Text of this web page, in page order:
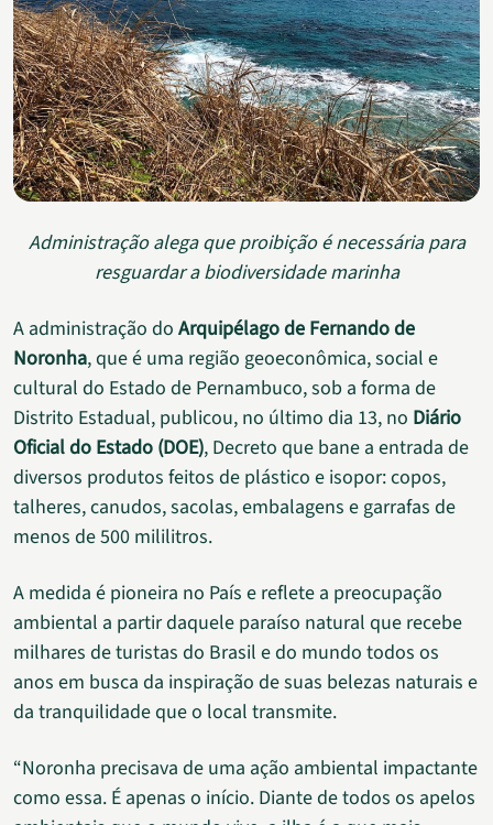
Administração alega que proibição é necessária para
resguardar a biodiversidade marinha
A administração do Arquipélago de Fernando de
Noronha, que é uma região geoeconômica, social e
cultural do Estado de Pernambuco, sob a forma de
Distrito Estadual, publicou, no último dia 13, no Diário
Oficial do Estado (DOE), Decreto que bane a entrada de
diversos produtos feitos de plástico e isopor: copos,
talheres, canudos, sacolas, embalagens e garrafas de
menos de 500 mililitros.
A medida é pioneira no País e reflete a preocupação
ambiental a partir daquele paraíso natural que recebe
milhares de turistas do Brasil e do mundo todos os
anos em busca da inspiração de suas belezas naturais e
da tranquilidade que o local transmite.
“Noronha precisava de uma ação ambiental impactante
como essa. É apenas o início. Diante de todos os apelos